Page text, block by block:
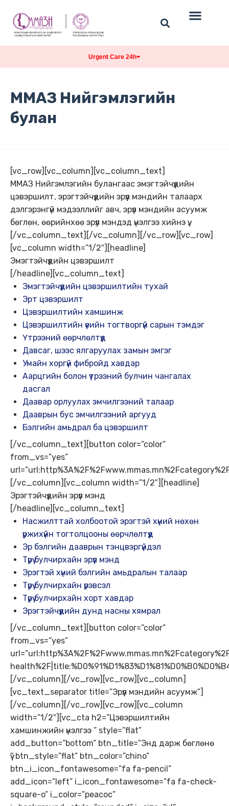
Urgent Care 24h
ММАЗ Нийгэмлэгийн
булан
[vc_row][vc_column][vc_column_text]
ММАЗ Нийгэмлэгийн булангаас эмэгтэйчүүдийн
цэвэршилт, эрэгтэйчүүдийн эрүүл мэндийн талаарх
дэлгэрэнгүй мэдээллийг авч, эрүүл мэндийн асуумж
бөглөн, өөрийнхөө эрүүл мэндэд үнэлгээ хийнэ үү.
[/vc_column_text][/vc_column][/vc_row][vc_row]
[vc_column width=”1/2″][headline]
Эмэгтэйчүүдийн цэвэршилт
[/headline][vc_column_text]
Эмэгтэйчүүдийн цэвэршилтийн тухай
Эрт цэвэршилт
Цэвэршилтийн хамшинж
Цэвэршилтийн үеийн тогтворгүй сарын тэмдэг
Үтрээний өөрчлөлтүүд
Давсаг, шээс ялгаруулах замын эмгэг
Умайн хоргүй фибройд хавдар
Аарцгийн болон үтрээний булчин чангалах
дасгал
Даавар орлуулах эмчилгээний талаар
Дааврын бус эмчилгээний аргууд
Бэлгийн амьдрал ба цэвэршилт
[/vc_column_text][button color=”color”
from_vs=”yes”
[/vc_column][vc_column width=”1/2″][headline]
Эрэгтэйчүүдийн эрүүл мэнд
[/headline][vc_column_text]
Насжилттай холбоотой эрэгтэй хүний нөхөн
үржихүйн тогтолцооны өөрчлөлтүүд
Эр бэлгийн дааврын тэнцвэргүйдэл
Түрүү булчирхайн эрүүл мэнд
Эрэгтэй хүний бэлгийн амьдралын талаар
Түрүү булчирхайн үрэвсэл
Түрүү булчирхайн хорт хавдар
Эрэгтэйчүүдийн дунд насны хямрал
[/vc_column_text][button color=”color”
from_vs=”yes”
[/vc_column][/vc_row][vc_row][vc_column]
[vc_text_separator title=”Эрүүл мэндийн асуумж”]
[/vc_column][/vc_row][vc_row][vc_column
width=”1/2″][vc_cta h2=”Цэвэршилтийн
хамшинжийн үнэлгээ ” style=”flat”
add_button=”bottom” btn_title=”Энд дарж бөглөнө
үү” btn_style=”flat” btn_color=”chino”
btn_i_icon_fontawesome=”fa fa-pencil”
add_icon=”left” i_icon_fontawesome=”fa fa-check-
square-o” i_color=”peacoc”